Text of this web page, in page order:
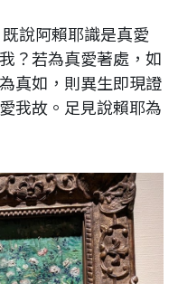
說阿賴耶識是真愛
？若為真愛著處，如
真如，則異生即現證
我故。足見說賴耶為